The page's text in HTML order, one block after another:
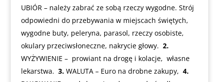
UBIÓR – należy zabrać ze sobą rzeczy wygodne. Strój
odpowiedni do przebywania w miejscach świętych,
wygodne buty, peleryna, parasol, rzeczy osobiste,
okulary przeciwsłoneczne, nakrycie głowy. 2.
WYŻYWIENIE – prowiant na drogę i kolacje, własne
lekarstwa. 3.WALUTA – Euro na drobne zakupy, 4.